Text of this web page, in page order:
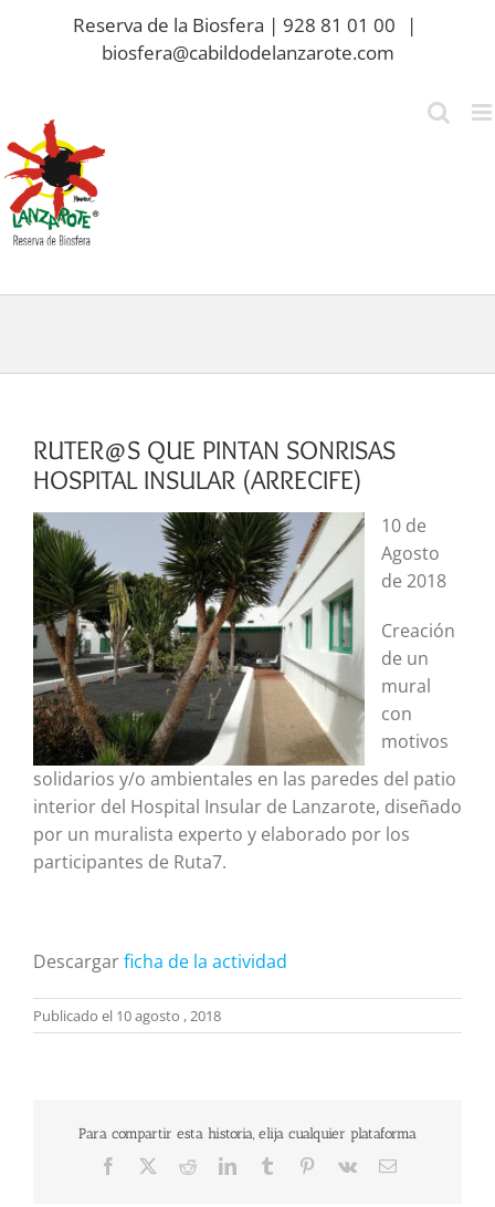
Reserva de la Biosfera | 928 81 01 00
|
biosfera@cabildodelanzarote.com
RUTER@S QUE PINTAN SONRISAS
HOSPITAL INSULAR (ARRECIFE)
10 de
Agosto
de 2018
Creación
de un
mural
con
motivos
solidarios y/o ambientales en las paredes del patio
interior del Hospital Insular de Lanzarote, diseñado
por un muralista experto y elaborado por los
participantes de Ruta7.
Descargarficha de la actividad
Publicado el 10 agosto , 2018
Para compartir esta historia, elija cualquier plataforma
Facebook RedditLinkedInTumblr Pinterest
Vk
Correo